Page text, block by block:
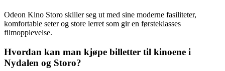
Odeon Kino Storo skiller seg ut med sine moderne fasiliteter,
komfortable seter og store lerret som gir en førsteklasses
filmopplevelse.
Hvordan kan man kjøpe billetter til kinoene i
Nydalen og Storo?